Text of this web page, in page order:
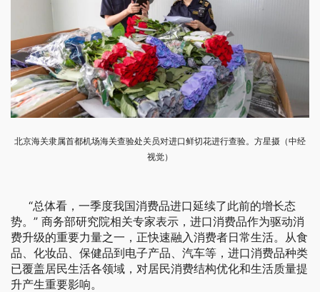
北京海关隶属首都机场海关查验处关员对进口鲜切花进行查验。方星摄（中经
视觉）
“总体看，一季度我国消费品进口延续了此前的增长态
势。” 商务部研究院相关专家表示，进口消费品作为驱动消
费升级的重要力量之一，正快速融入消费者日常生活。从食
品、化妆品、保健品到电子产品、汽车等，进口消费品种类
已覆盖居民生活各领域，对居民消费结构优化和生活质量提
升产生重要影响。